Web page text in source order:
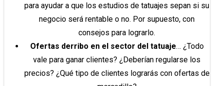
para ayudar a que los estudios de tatuajes sepan si su
negocio será rentable o no. Por supuesto, con
consejos para lograrlo.
Ofertas derribo en el sector del tatuaje… ¿Todo
vale para ganar clientes? ¿Deberían regularse los
precios? ¿Qué tipo de clientes lograrás con ofertas de